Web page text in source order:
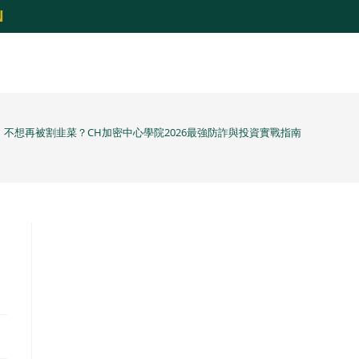
不想再被割韭菜？CH加密中心學院2026最強防詐與投資實戰指南